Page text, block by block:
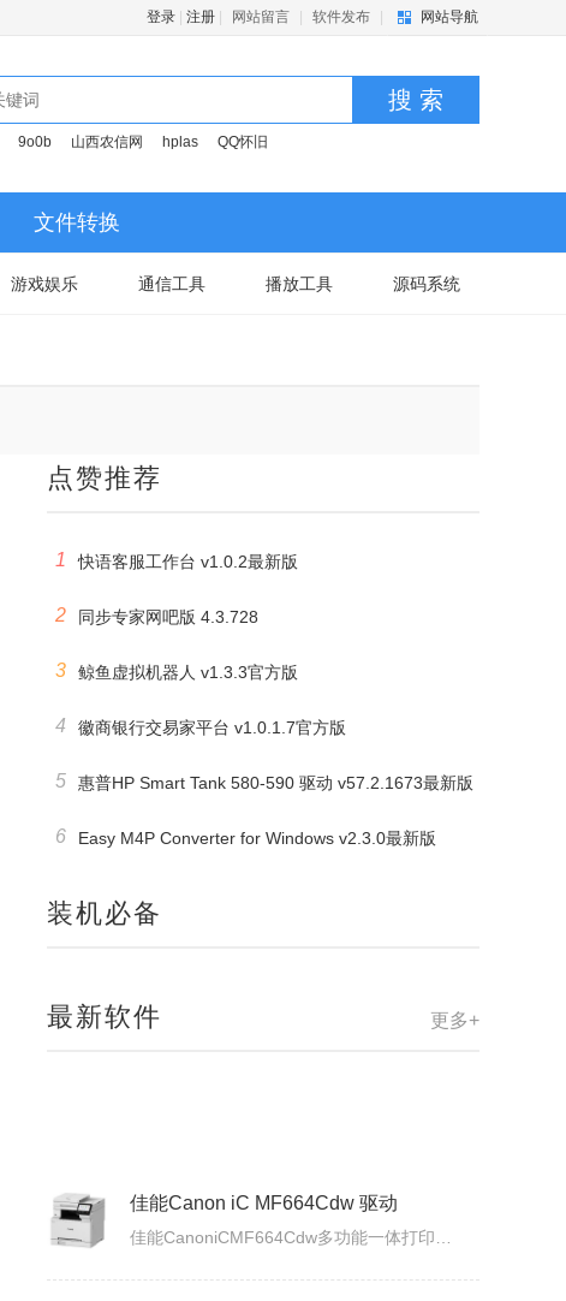
登录 注册 网站留言 软件发布 网站导航
搜 索
9o0b 山西农信网 hplas QQ怀旧
文件转换
游戏娱乐 通信工具 播放工具 源码系统
点赞推荐
1 快语客服工作台 v1.0.2最新版
2 同步专家网吧版 4.3.728
3 鲸鱼虚拟机器人 v1.3.3官方版
4 徽商银行交易家平台 v1.0.1.7官方版
5 惠普HP Smart Tank 580-590 驱动 v57.2.1673最新版
6 Easy M4P Converter for Windows v2.3.0最新版
装机必备
更多+
最新软件
佳能Canon iC MF664Cdw 驱动
佳能CanoniCMF664Cdw多功能一体打印机驱动下载发布日期：2026年7月31日版本：UFRII打印机驱动程序－V3.40/ScanGear扫描驱动程序－V11.3.0.0适用于：Windows10/Windows11系统。